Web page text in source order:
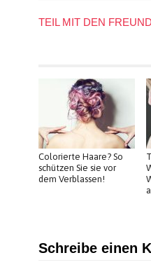
TEIL MIT DEN
Colorierte Haare? So
schützen Sie sie vor
dem Verblassen!
Schreibe einen